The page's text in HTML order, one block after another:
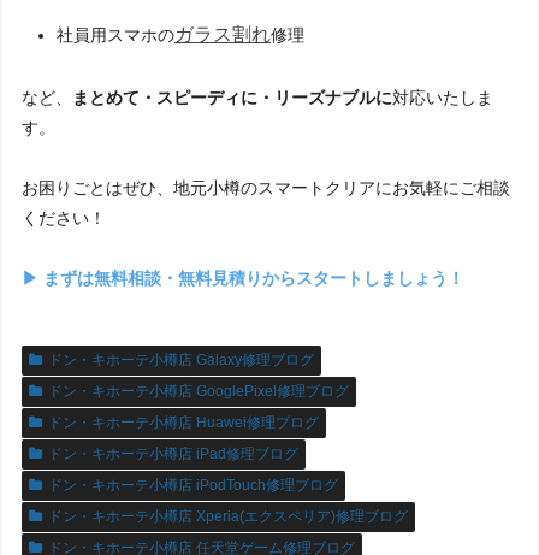
社員用スマホのガラス割れ修理
など、 まとめて・スピーディに・リーズナブルに対応いたしま
す。
お困りごとはぜひ、地元小樽のスマートクリアにお気軽にご相談
ください！
▶︎ まずは無料相談・無料見積りからスタートしましょう！
ドン・キホーテ小樽店 Galaxy修理ブログ
ドン・キホーテ小樽店 GooglePixel修理ブログ
ドン・キホーテ小樽店 Huawei修理ブログ
ドン・キホーテ小樽店 iPad修理ブログ
ドン・キホーテ小樽店 iPodTouch修理ブログ
ドン・キホーテ小樽店 Xperia(エクスペリア)修理ブログ
ドン・キホーテ小樽店 任天堂ゲーム修理ブログ